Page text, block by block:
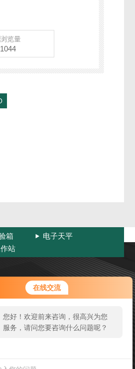
在线交流
您好！欢迎前来咨询，很高兴为您
服务，请问您要咨询什么问题呢？
浏览量
1044
箱
电子天平
站
扫码加微信
电话：0510-83314009